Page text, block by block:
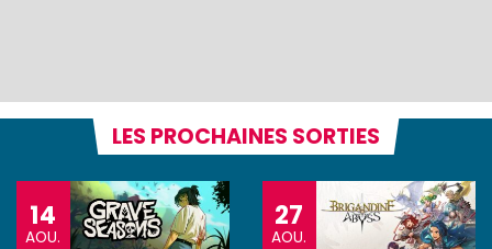
LES PROCHAINES SORTIES
14
AOU.
27
AOU.